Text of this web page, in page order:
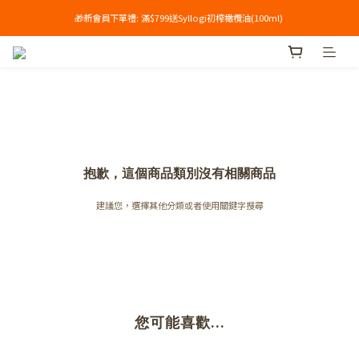
單筆滿$699享免運🔥
🎁新會員下單禮: 滿$799送Syllogi初榨橄欖油(100ml)
抱歉，這個商品類別沒有相關商品
建議您，選擇其他分類或者使用關鍵字搜尋
您可能喜歡...